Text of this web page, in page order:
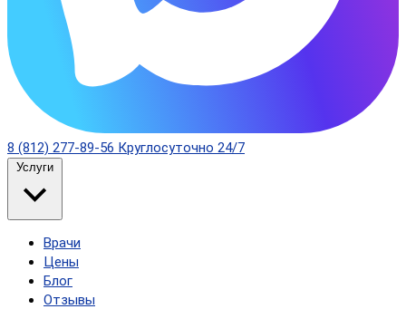
8 (812) 277-89-56 Круглосуточно 24/7
Услуги
Врачи
Цены
Блог
Отзывы